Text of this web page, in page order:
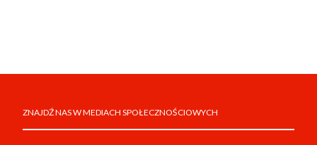
ZNAJDŹ NAS W MEDIACH SPOŁECZNOŚCIOWYCH